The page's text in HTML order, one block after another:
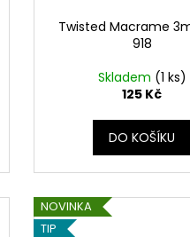
Twisted Macrame
918
Skladem (1 ks)
125 Kč
DO KOŠÍKU
NOVINKA
TIP